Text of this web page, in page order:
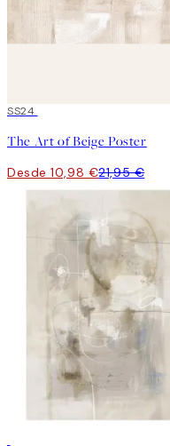
50%*
SS24
The Art of Beige Poster
Desde 10,98 €21,95 €